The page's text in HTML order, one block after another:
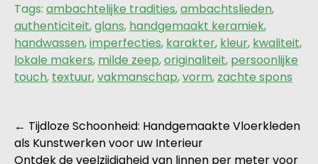
Tags: ambachtelijke tradities,ambachtslieden,
authenticiteit,glans, handgemaakt keramiek,
handwassen,imperfecties, karakter, kleur, kwaliteit,
lokale makers, milde zeep,originaliteit, persoonlijke
touch, textuur,vakmanschap,vorm, zachte spons
Berichtnavigatie
← Tijdloze Schoonheid: Handgemaakte Vloerkleden
als Kunstwerken voor uw Interieur
Ontdek de veelzijdigheid van linnen per meter voor